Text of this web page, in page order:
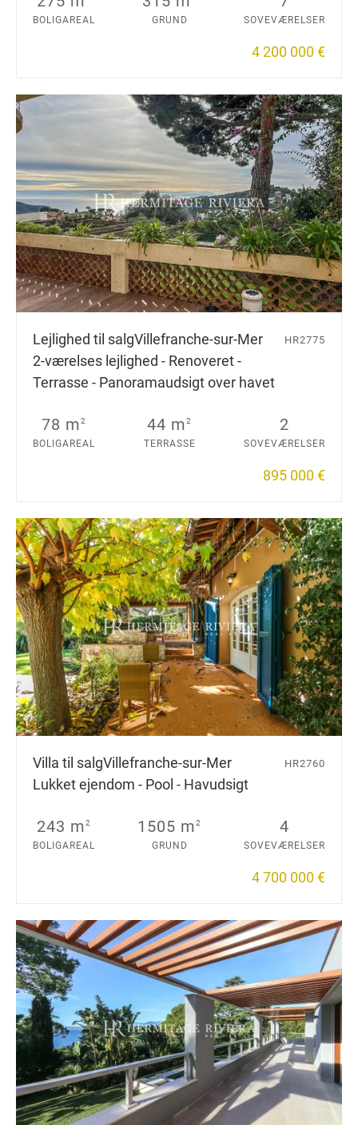
BOLIGAREAL GRUND SOVEVÆRELSER
4 200 000 €
Lejlighed til salgVillefranche-sur-Mer
2-værelses lejlighed - Renoveret -
Terrasse - Panoramaudsigt over havet
HR2775
78 m2
BOLIGAREAL
44 m2
TERRASSE
2
SOVEVÆRELSER
895 000 €
Villa til salgVillefranche-sur-Mer
Lukket ejendom - Pool - Havudsigt
HR2760
243 m2
BOLIGAREAL
1505 m2
GRUND
4
SOVEVÆRELSER
4 700 000 €